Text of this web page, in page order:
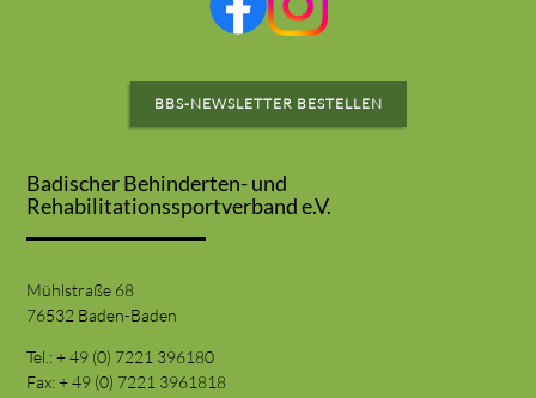
BBS-NEWSLETTER BESTELLEN
Badischer Behinderten- und
Rehabilitationssportverband e.V.
Mühlstraße 68
76532 Baden-Baden
Tel.: + 49 (0) 7221 396180
Fax: + 49 (0) 7221 3961818